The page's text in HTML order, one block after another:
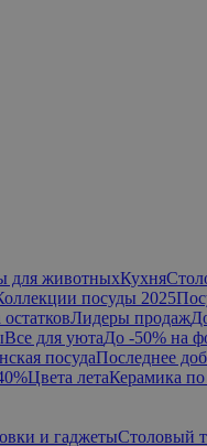
для животныхКухня
посуды 2025
Лидеры продаж
Все для уютаДо -50% на
посудаПоследнее
Цвета летаКерамика
и гаджетыСтоловый